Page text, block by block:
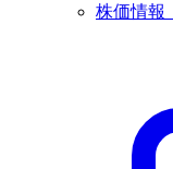
株価情報